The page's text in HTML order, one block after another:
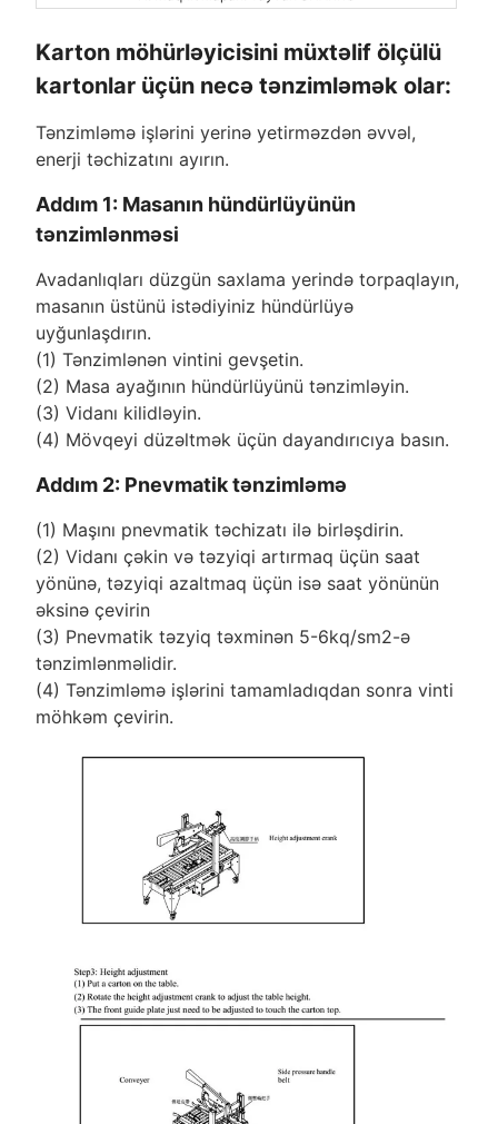
Karton möhürləyicisini müxtəlif ölçülü
kartonlar üçün necə tənzimləmək olar:
Tənzimləmə işlərini yerinə yetirməzdən əvvəl,
enerji təchizatını ayırın.
Addım 1: Masanın hündürlüyünün
tənzimlənməsi
Avadanlıqları düzgün saxlama yerində torpaqlayın,
masanın üstünü istədiyiniz hündürlüyə
uyğunlaşdırın.
(1) Tənzimlənən vintini gevşetin.
(2) Masa ayağının hündürlüyünü tənzimləyin.
(3) Vidanı kilidləyin.
(4) Mövqeyi düzəltmək üçün dayandırıcıya basın.
Addım 2: Pnevmatik tənzimləmə
(1) Maşını pnevmatik təchizatı ilə birləşdirin.
(2) Vidanı çəkin və təzyiqi artırmaq üçün saat
yönünə, təzyiqi azaltmaq üçün isə saat yönünün
əksinə çevirin
(3) Pnevmatik təzyiq təxminən 5-6kq/sm2-ə
tənzimlənməlidir.
(4) Tənzimləmə işlərini tamamladıqdan sonra vinti
möhkəm çevirin.